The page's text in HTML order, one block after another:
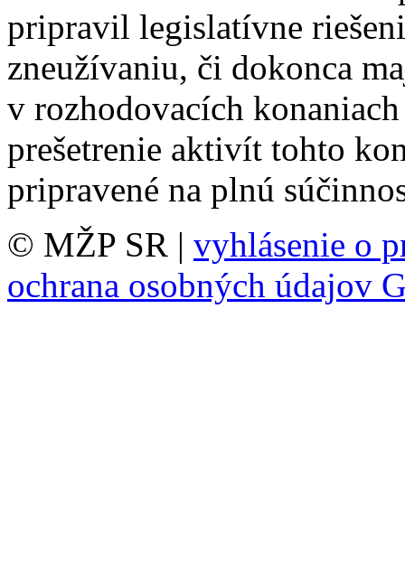
pripravil legislatívne
zneužívaniu, či dokonca
v rozhodovacích
prešetrenie aktivít tohto
pripravené na plnú
© MŽP SR | vyhlásenie o
ochrana osobných údajov